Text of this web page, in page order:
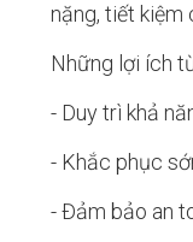
nặng, tiết kiệm
Những lợi ích
- Duy trì khả
- Khắc phục
- Đảm bảo an